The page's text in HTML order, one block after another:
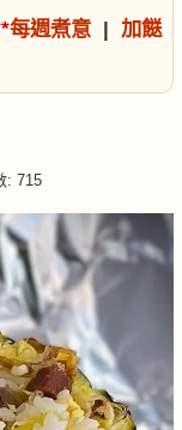
*每週煮意 | 加餸
: 715